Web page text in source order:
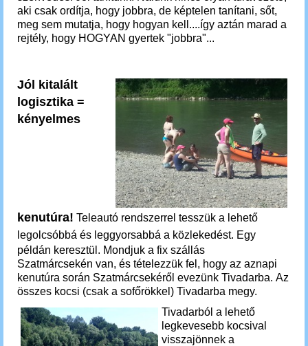
aki csak ordítja, hogy jobbra, de képtelen tanítani, sőt,
meg sem mutatja, hogy hogyan kell....így aztán marad a
rejtély, hogy HOGYAN gyertek "jobbra"...
Jól kitalált
logisztika =
kényelmes
kenutúra! Teleautó rendszerrel tesszük a lehető
legolcsóbbá és leggyorsabbá a közlekedést. Egy
példán keresztül. Mondjuk a fix szállás
Szatmárcsekén van, és tételezzük fel, hogy az aznapi
kenutúra során Szatmárcsekéről evezünk Tivadarba. Az
összes kocsi (csak a sofőrökkel) Tivadarba megy.
Tivadarból a lehető
legkevesebb kocsival
visszajönnek a